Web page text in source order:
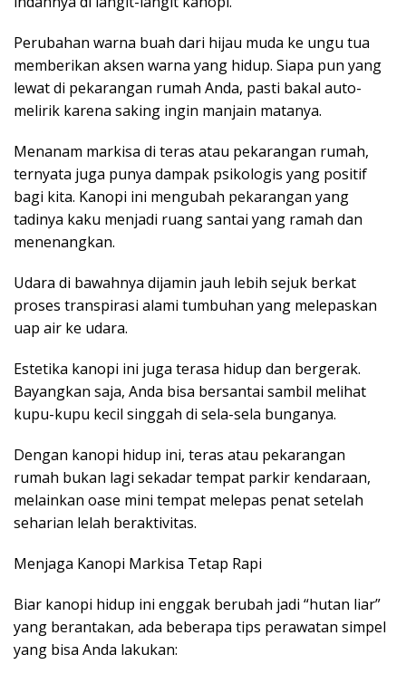
Perubahan warna buah dari hijau muda ke ungu tua
memberikan aksen warna yang hidup. Siapa pun yang
lewat di pekarangan rumah Anda, pasti bakal auto-
melirik karena saking ingin manjain matanya.
Menanam markisa di teras atau pekarangan rumah,
ternyata juga punya dampak psikologis yang positif
bagi kita. Kanopi ini mengubah pekarangan yang
tadinya kaku menjadi ruang santai yang ramah dan
menenangkan.
Udara di bawahnya dijamin jauh lebih sejuk berkat
proses transpirasi alami tumbuhan yang melepaskan
uap air ke udara.
Estetika kanopi ini juga terasa hidup dan bergerak.
Bayangkan saja, Anda bisa bersantai sambil melihat
kupu-kupu kecil singgah di sela-sela bunganya.
Dengan kanopi hidup ini, teras atau pekarangan
rumah bukan lagi sekadar tempat parkir kendaraan,
melainkan oase mini tempat melepas penat setelah
seharian lelah beraktivitas.
Menjaga Kanopi Markisa Tetap Rapi
Biar kanopi hidup ini enggak berubah jadi “hutan liar”
yang berantakan, ada beberapa tips perawatan simpel
yang bisa Anda lakukan: